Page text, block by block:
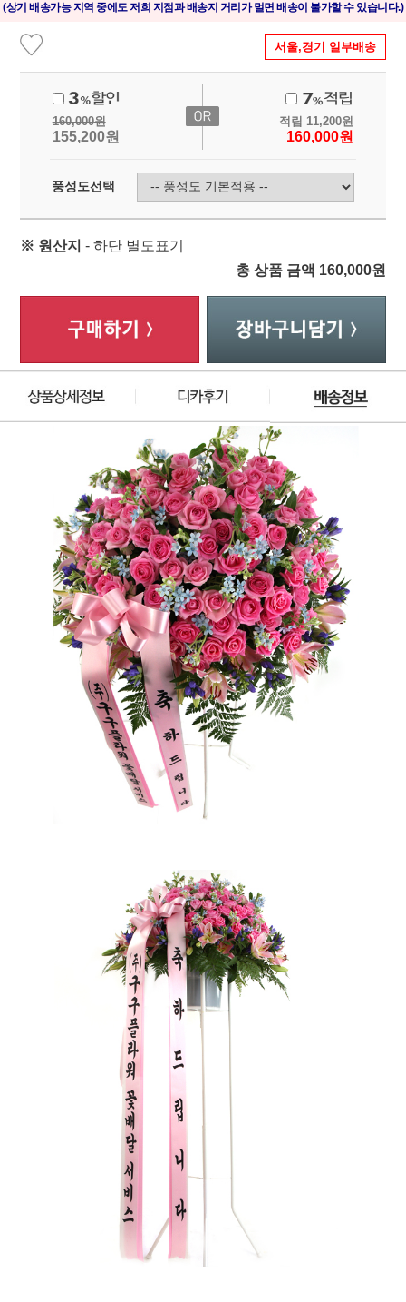
(상기 배송가능 지역 중에도 저희 지점과 배송지 거리가 멀면 배송이 불가할 수 있습니다.)
서울,경기 일부배송
160,000원
155,200원
적립 11,200원
160,000원
풍성도선택
※ 원산지 - 하단 별도표기
총 상품 금액 160,000원